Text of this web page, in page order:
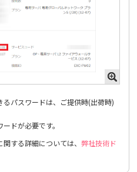
パスワードは、ご提供時(出荷時)
ドが必要です。
関する詳細については、弊社技術ド